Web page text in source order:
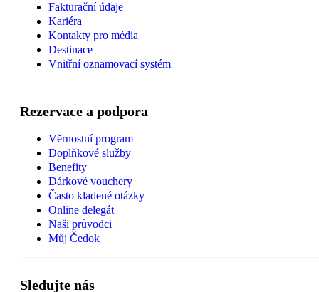
Fakturační údaje
Kariéra
Kontakty pro média
Destinace
Vnitřní oznamovací systém
Rezervace a podpora
Věrnostní program
Doplňkové služby
Benefity
Dárkové vouchery
Často kladené otázky
Online delegát
Naši průvodci
Můj Čedok
Sledujte nás